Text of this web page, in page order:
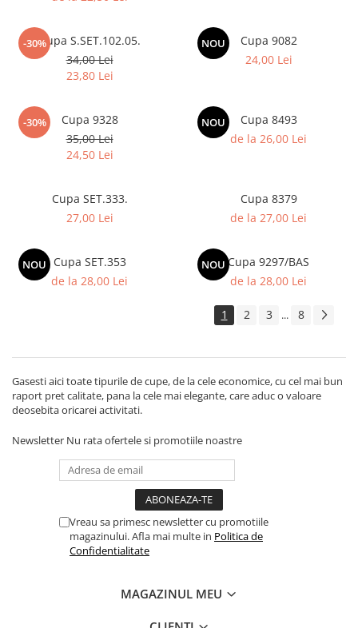
-30%Cupa S.SET.102.05.
34,00 Lei
23,80 Lei
NOU
Cupa 9082
24,00 Lei
-30%
Cupa 9328
35,00 Lei
24,50 Lei
NOU
Cupa 8493
de la 26,00 Lei
Cupa SET.333.
27,00 Lei
Cupa 8379
de la 27,00 Lei
NOU
Cupa SET.353
de la 28,00 Lei
NOU Cupa 9297/BAS
de la 28,00 Lei
1 2 3 ... 8
Gasesti aici toate tipurile de cupe, de la cele economice, cu cel mai bun
raport pret calitate, pana la cele mai elegante, care aduc o valoare
deosebita oricarei activitati.
Newsletter Nu rata ofertele si promotiile noastre
Vreau sa primesc newsletter cu promotiile
magazinului. Afla mai multe in Politica de
Confidentialitate
MAGAZINUL MEU